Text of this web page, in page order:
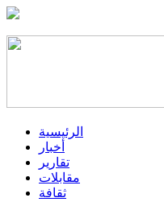
الرئيسية
أخبار
تقارير
مقابلات
ثقافة